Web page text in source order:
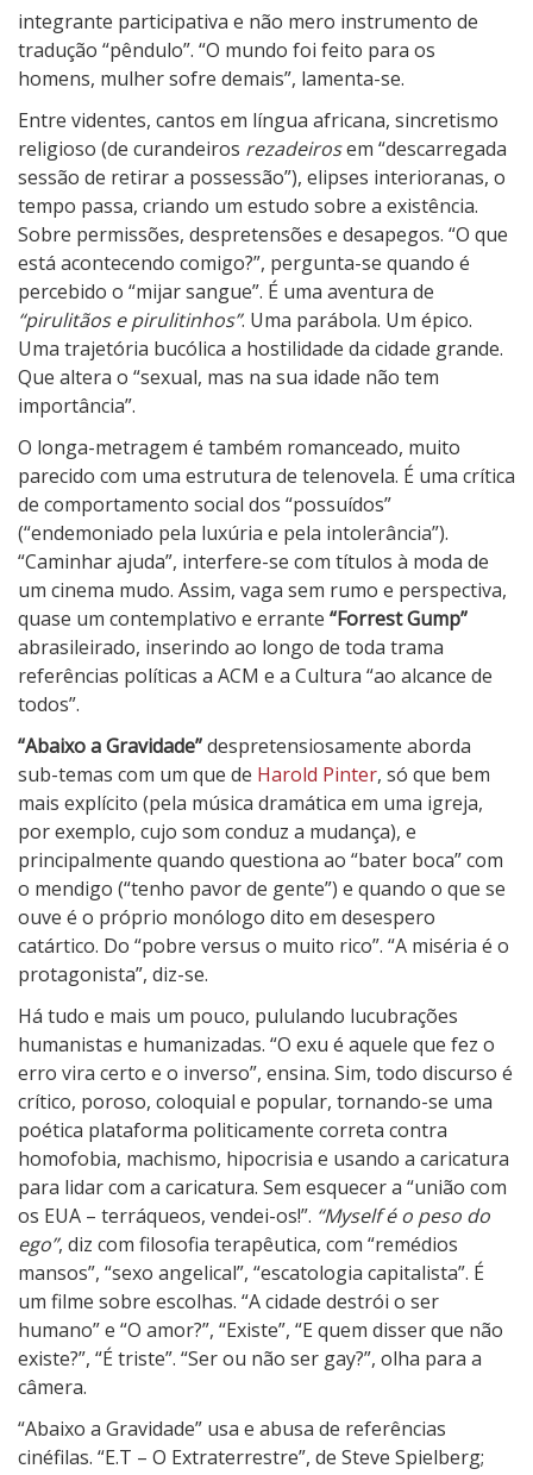
integrante participativa e não mero instrumento de
tradução “pêndulo”. “O mundo foi feito para os
homens, mulher sofre demais”, lamenta-se.
Entre videntes, cantos em língua africana, sincretismo
religioso (de curandeiros rezadeirosem “descarregada
sessão de retirar a possessão”), elipses interioranas, o
tempo passa, criando um estudo sobre a existência.
Sobre permissões, despretensões e desapegos. “O que
está acontecendo comigo?”, pergunta-se quando é
percebido o “mijar sangue”. É uma aventura de
“pirulitãos e pirulitinhos”. Uma parábola. Um épico.
Uma trajetória bucólica a hostilidade da cidade grande.
Que altera o “sexual, mas na sua idade não tem
importância”.
O longa-metragem é também romanceado, muito
parecido com uma estrutura de telenovela. É uma crítica
de comportamento social dos “possuídos”
(“endemoniado pela luxúria e pela intolerância”).
“Caminhar ajuda”, interfere-se com títulos à moda de
um cinema mudo. Assim, vaga sem rumo e perspectiva,
quase um contemplativo e errante “Forrest Gump”
abrasileirado, inserindo ao longo de toda trama
referências políticas a ACM e a Cultura “ao alcance de
todos”.
“Abaixo a Gravidade”despretensiosamente aborda
sub-temas com um que de Harold Pinter, só que bem
mais explícito (pela música dramática em uma igreja,
por exemplo, cujo som conduz a mudança), e
principalmente quando questiona ao “bater boca” com
o mendigo (“tenho pavor de gente”) e quando o que se
ouve é o próprio monólogo dito em desespero
catártico. Do “pobre versus o muito rico”. “A miséria é o
protagonista”, diz-se.
Há tudo e mais um pouco, pululando lucubrações
humanistas e humanizadas. “O exu é aquele que fez o
erro vira certo e o inverso”, ensina. Sim, todo discurso é
crítico, poroso, coloquial e popular, tornando-se uma
poética plataforma politicamente correta contra
homofobia, machismo, hipocrisia e usando a caricatura
para lidar com a caricatura. Sem esquecer a “união com
os EUA – terráqueos, vendei-os!”. “Myself é o peso do
ego”, diz com filosofia terapêutica, com “remédios
mansos”, “sexo angelical”, “escatologia capitalista”. É
um filme sobre escolhas. “A cidade destrói o ser
humano” e “O amor?”, “Existe”, “E quem disser que não
existe?”, “É triste”. “Ser ou não ser gay?”, olha para a
câmera.
“Abaixo a Gravidade” usa e abusa de referências
cinéfilas. “E.T – O Extraterrestre”, de Steve Spielberg;